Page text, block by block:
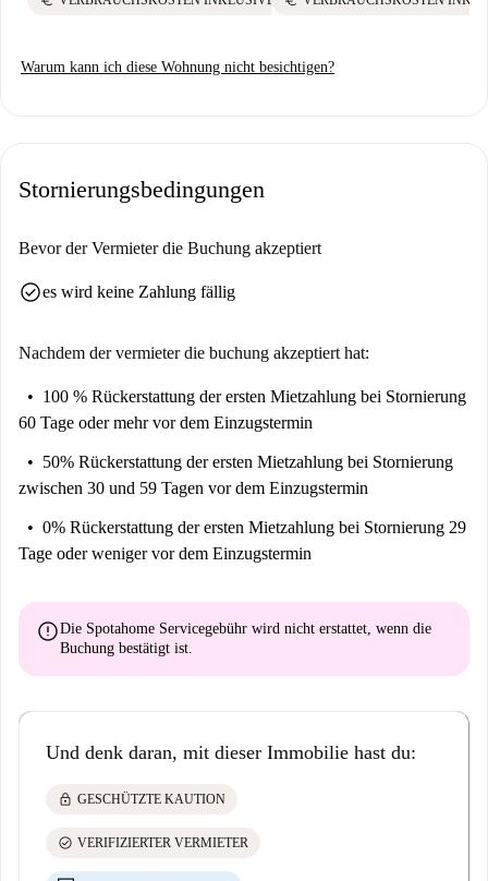
Warum kann ich diese Wohnung nicht besichtigen?
Stornierungsbedingungen
Bevor der Vermieter die Buchung akzeptiert
check_circlees wird keine Zahlung fällig
Nachdem der vermieter die buchung akzeptiert hat:
100 % Rückerstattung der ersten Mietzahlung bei Stornierung
60 Tage oder mehr vor dem Einzugstermin
50% Rückerstattung der ersten Mietzahlung bei Stornierung
zwischen 30 und 59 Tagen vor dem Einzugstermin
0% Rückerstattung der ersten Mietzahlung bei Stornierung 29
Tage oder weniger vor dem Einzugstermin
errorDie Spotahome Servicegebühr wird nicht erstattet , wenn die
Buchung bestätigt ist.
Und denk daran, mit dieser Immobilie hast du:
lock GESCHÜTZTE KAUTION
check_circle VERIFIZIERTER VERMIETER